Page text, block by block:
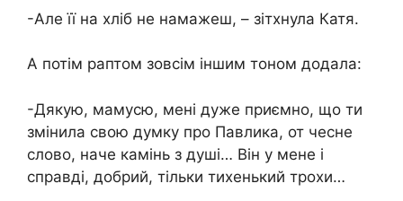
-Але її на хліб не намажеш, – зітхнула Катя.
А потім раптом зовсім іншим тоном додала:
-Дякую, мамусю, мені дуже приємно, що ти
змінила свою думку про Павлика, от чесне
слово, наче камінь з душі… Він у мене і
справді, добрий, тільки тихенький трохи…